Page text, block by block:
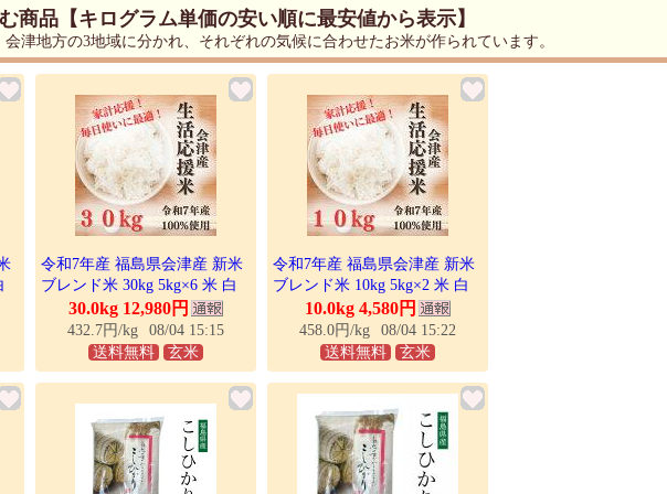
商品【キログラム単価の安い順に最安値から表示】
津地方の3地域に分かれ、それぞれの気候に合わせたお米が作られています。
令和7年産 福島県会津産 新米
ブレンド米 30kg 5kg×6 米 白
米 玄米 送料無料 家庭用 業務
用 生活応援米 コシヒカリ ひ
とめぼれ 備蓄米不使用 お米
30.0kg 12,980円
432.7円/kg
08/04 15:15
送料無料
玄米
令和7年産 福島県会津産 新米
ブレンド米 10kg 5kg×2 米 白
米 玄米 送料無料 家庭用 業務
用 コシヒカリ ひとめぼれ 生
活応援米 備蓄米不使用 お米
10.0kg 4,580円
458.0円/kg
08/04 15:22
送料無料
玄米